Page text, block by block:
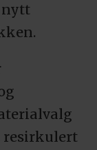
nytt
resirkulert